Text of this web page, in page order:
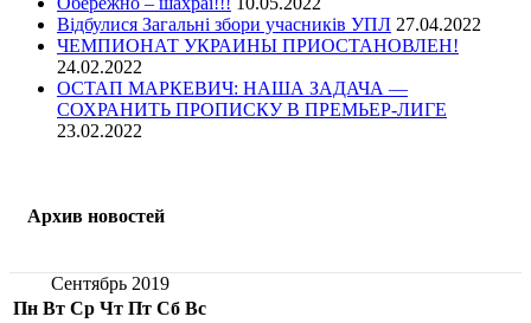
Відбулися Загальні збори учасників УПЛ 27.04.2022
ЧЕМПИОНАТ УКРАИНЫ ПРИОСТАНОВЛЕН!
24.02.2022
ОСТАП МАРКЕВИЧ: НАША ЗАДАЧА —
СОХРАНИТЬ ПРОПИСКУ В ПРЕМЬЕР-ЛИГЕ
23.02.2022
Архив новостей
Сентябрь 2019
Пн Вт Ср Чт Пт Сб Вс